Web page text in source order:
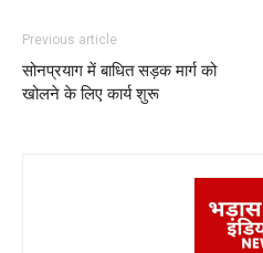
Previous article
सोनप्रयाग में बाधित सड़क मार्ग को
खोलने के लिए कार्य शुरू